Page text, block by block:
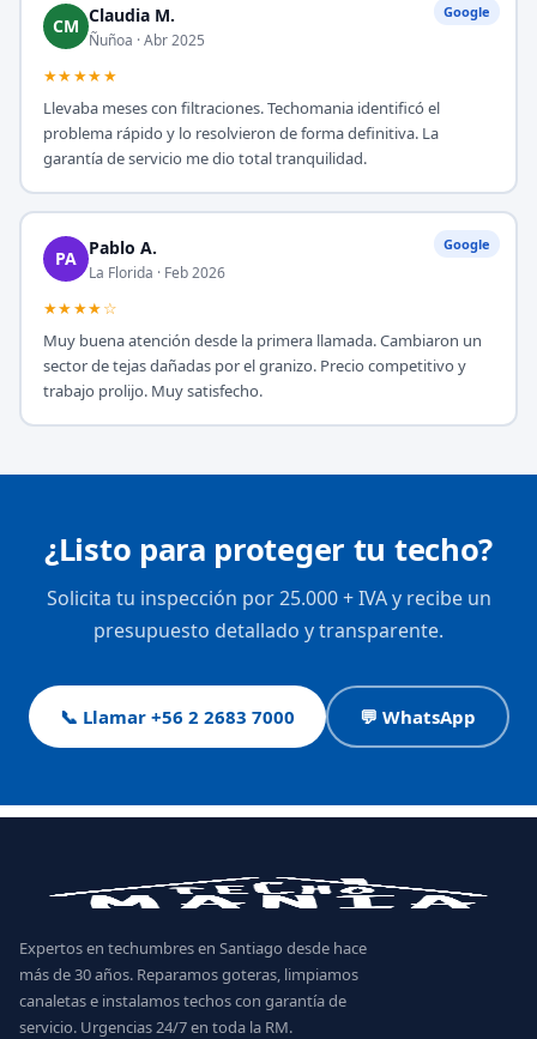
Google
CM Claudia M.
Ñuñoa · Abr 2025
★★★★★
Llevaba meses con filtraciones. Techomania identificó el
problema rápido y lo resolvieron de forma definitiva. La
garantía de servicio me dio total tranquilidad.
Google
PA Pablo A.
La Florida · Feb 2026
★★★★☆
Muy buena atención desde la primera llamada. Cambiaron un
sector de tejas dañadas por el granizo. Precio competitivo y
trabajo prolijo. Muy satisfecho.
¿Listo para proteger tu techo?
Solicita tu inspección por 25.000 + IVA y recibe un
presupuesto detallado y transparente.
📞 Llamar +56 2 2683 7000 💬 WhatsApp
Expertos en techumbres en Santiago desde hace
más de 30 años. Reparamos goteras, limpiamos
canaletas e instalamos techos con garantía de
servicio. Urgencias 24/7 en toda la RM.